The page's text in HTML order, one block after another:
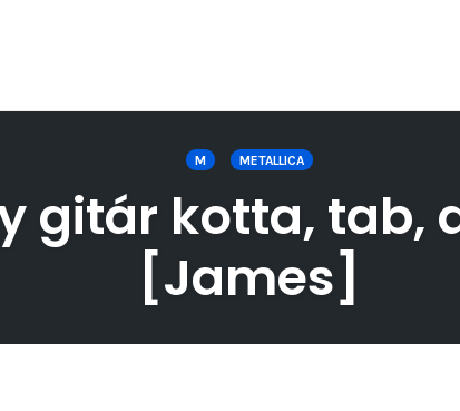
M METALLICA
gitár kotta, tab,
[James]